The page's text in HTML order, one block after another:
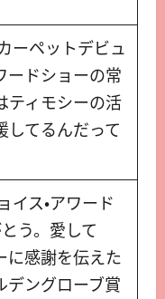
ーペットデビュ
ードショーの常
ティモシーの活
してるんだって
イス・アワード
う。愛して
に感謝を伝えた
デングローブ賞